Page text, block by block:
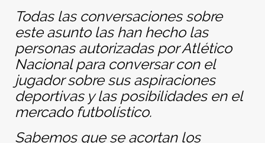
Todas las conversaciones sobre
este asunto las han hecho las
personas autorizadas por Atlético
Nacional para conversar con el
jugador sobre sus aspiraciones
deportivas y las posibilidades en el
mercado futbolístico.
Sabemos que se acortan los